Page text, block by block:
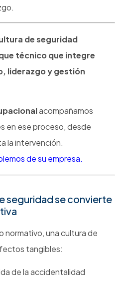
de seguridad
técnico que integre
liderazgo y gestión
acompañamos
en ese proceso, desde
la intervención.
de su empresa.
seguridad se convierte
normativo, una cultura de
tangibles:
de la accidentalidad